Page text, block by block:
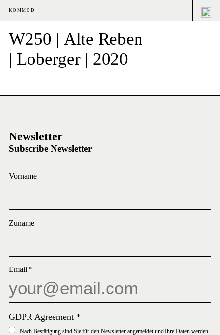
KOMMOD
W250 | Alte Reben
| Loberger | 2020
Newsletter
Subscribe Newsletter
Vorname
Zuname
Email *
GDPR Agreement *
Nach Bestätigung sind Sie für den Newsletter angemeldet und Ihre Daten werden